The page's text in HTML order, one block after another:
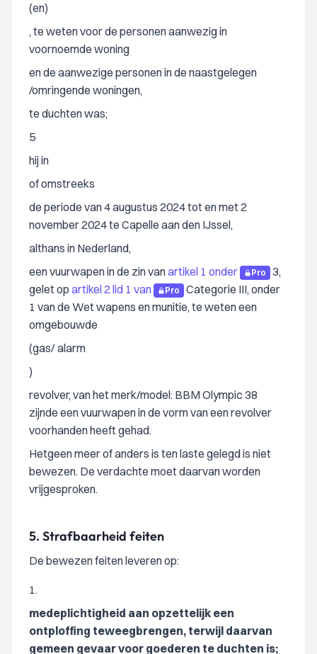
(en)
, te weten voor de personen aanwezig in
voornoemde woning
en de aanwezige personen in de naastgelegen
/omringende woningen,
te duchten was;
5
hij in
of omstreeks
de periode van 4 augustus 2024 tot en met 2
november 2024 te Capelle aan den IJssel,
althans in Nederland,
een vuurwapen in de zin vanartikel 1 onder Pro
3,
gelet op artikel 2 lid 1 van Pro
Categorie III, onder
1 van de Wet wapens en munitie, te weten een
omgebouwde
(gas/ alarm
)
revolver, van het merk/model: BBM Olympic 38
zijnde een vuurwapen in de vorm van een revolver
voorhanden heeft gehad.
Hetgeen meer of anders is ten laste gelegd is niet
bewezen. De verdachte moet daarvan worden
vrijgesproken.
5. Strafbaarheid feiten
De bewezen feiten leveren op:
1.
medeplichtigheid aan opzettelijk een
ontploffing teweegbrengen, terwijl daarvan
gemeen gevaar voor goederen te duchten is;